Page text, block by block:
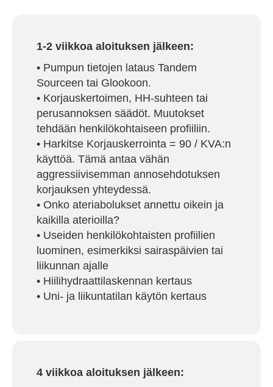
1-2 viikkoa aloituksen jälkeen:
• Pumpun tietojen lataus Tandem
Sourceen tai Glookoon.
• Korjauskertoimen, HH-suhteen tai
perusannoksen säädöt. Muutokset
tehdään henkilökohtaiseen profiiliin.
• Harkitse Korjauskerrointa = 90 / KVA:n
käyttöä. Tämä antaa vähän
aggressiivisemman annosehdotuksen
korjauksen yhteydessä.
• Onko ateriabolukset annettu oikein ja
kaikilla aterioilla?
• Useiden henkilökohtaisten profiilien
luominen, esimerkiksi sairaspäivien tai
liikunnan ajalle
• Hiilihydraattilaskennan kertaus
• Uni- ja liikuntatilan käytön kertaus
4 viikkoa aloituksen jälkeen: